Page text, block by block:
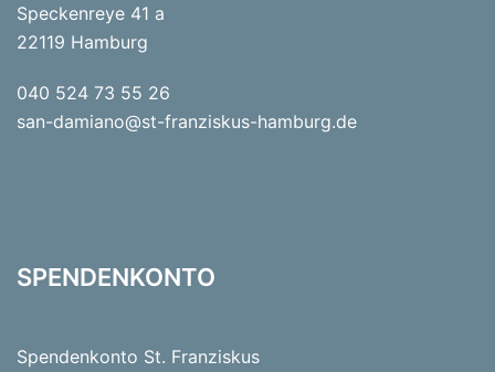
Speckenreye 41 a
22119 Hamburg
040 524 73 55 26
san-damiano@st-franziskus-hamburg.de
SPENDENKONTO
Spendenkonto St. Franziskus